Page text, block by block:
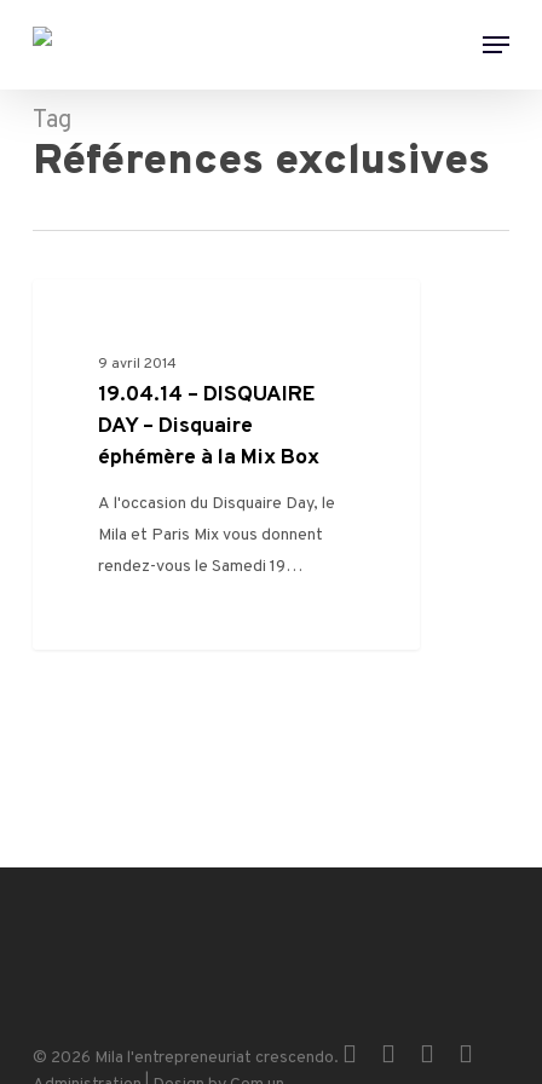
content
Menu
Tag
Références exclusives
9 avril 2014
19.04.14 – DISQUAIRE
DAY – Disquaire
éphémère à la Mix Box
A l'occasion du Disquaire Day, le
Mila et Paris Mix vous donnent
rendez-vous le Samedi 19…
© 2026 Mila l'entrepreneuriat crescendo. x-
facebookinstagram
email